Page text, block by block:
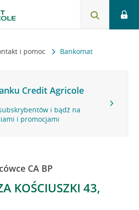
i pomoc Bankomat
Credit Agricole
i bądź na
i promocjami
CA BP
KOŚCIUSZKI 43,